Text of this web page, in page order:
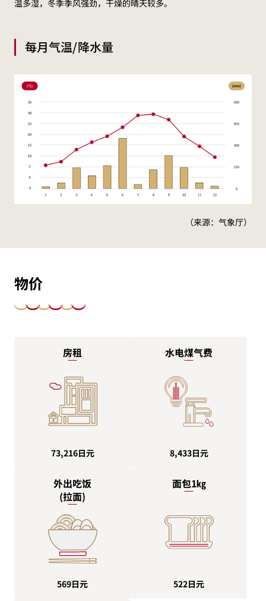
温多湿，冬季季风强劲，干燥的晴天较多。
每月气温/降水量
（来源：气象厅）
物价
房租
73,216日元
水电煤气费
8,433日元
外出吃饭
(拉面)
569日元
面包1㎏
522日元